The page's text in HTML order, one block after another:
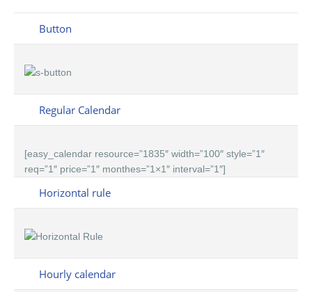
Button
Regular Calendar
[easy_calendar resource=”1835″ width=”100″ style=”1″
req=”1″ price=”1″ monthes=”1×1″ interval=”1″]
Horizontal rule
Hourly calendar